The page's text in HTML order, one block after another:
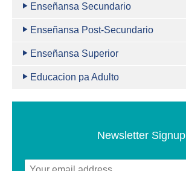
Enseñansa Secundario
Enseñansa Post-Secundario
Enseñansa Superior
Educacion pa Adulto
Newsletter Signup